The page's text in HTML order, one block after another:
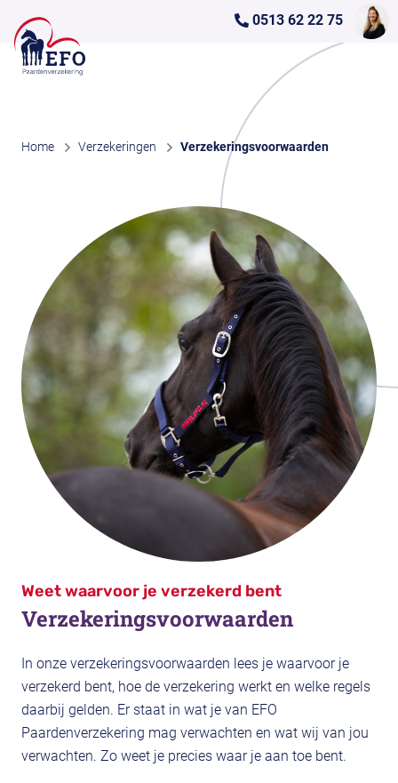
0513 62 22 75
Home Verzekeringen Verzekeringsvoorwaarden
Weet waarvoor je verzekerd bent
Verzekeringsvoorwaarden
In onze verzekeringsvoorwaarden lees je waarvoor je
verzekerd bent, hoe de verzekering werkt en welke regels
daarbij gelden. Er staat in wat je van EFO
Paardenverzekering mag verwachten en wat wij van jou
verwachten. Zo weet je precies waar je aan toe bent.